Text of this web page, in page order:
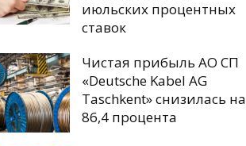
июльских процентных
ставок
Чистая прибыль АО СП
«Deutsche Kabel AG
Taschkent» снизилась на
86,4 процента